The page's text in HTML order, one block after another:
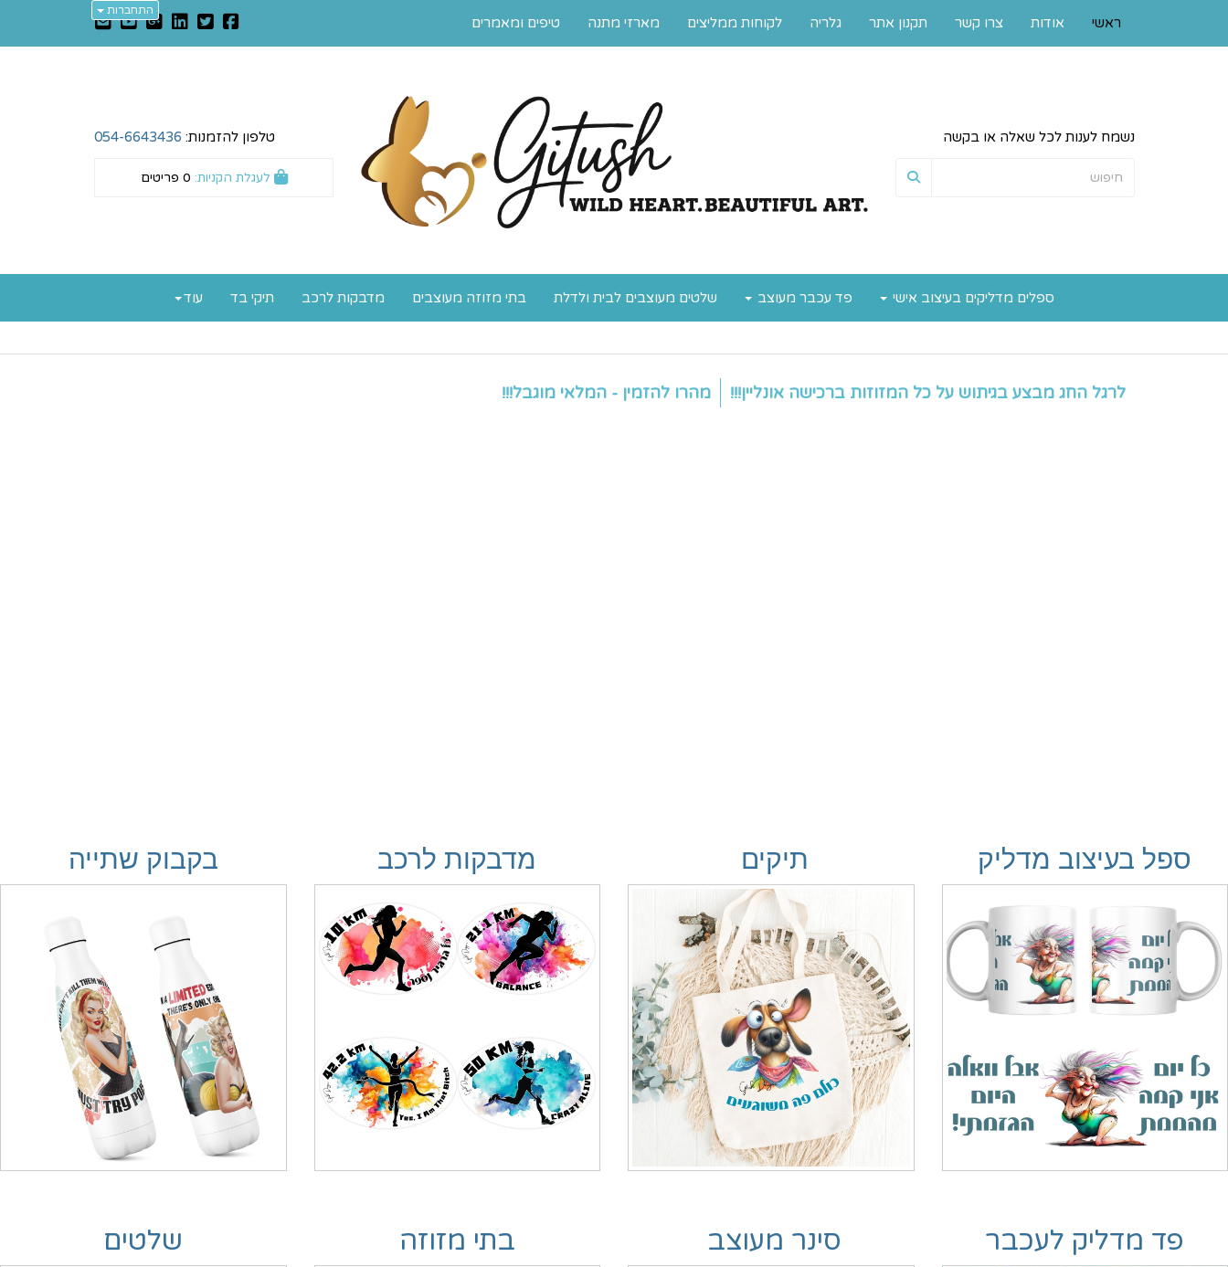
התחברות
נשמח לענות לכל שאלה או בקשה טלפון להזמנות: 054-6643436
0
ספלים מדליקים בעיצוב אישי פד עכבר מעוצב שלטים מעוצבים לבית ולדלת בתי מזוזה מעוצבים מדבקות לרכב תיקי בד עוד
ראשי אודות צרו קשר תקנון אתר גלריה לקוחות ממליצים מארזי מתנה טיפים ומאמרים
לרגל החג מבצע בגיתוש על כל המזוזות ברכישה אונליין!!! מהרו להזמין - המלאי מוגבל!!!
ספל בעיצוב מדליק תיקים מדבקות לרכב בקבוק שתייה
פד מדליק לעכבר סינר מעוצב בתי מזוזה שלטים